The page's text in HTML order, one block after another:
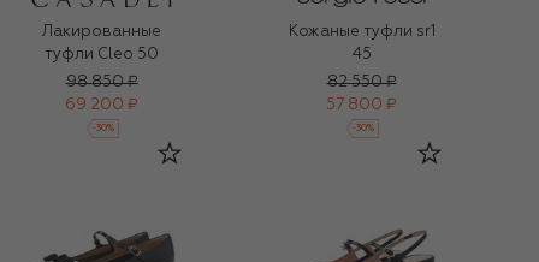
Лакированные
туфли Cleo 50
98 850 ₽
69 200 ₽
-30%
Кожаные туфли sr1
45
82 550 ₽
57 800 ₽
-30%